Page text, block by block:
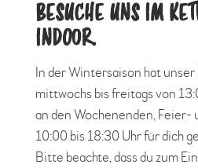
BESUCHE UNS IM
INDOOR.
In der Wintersaison hat
mittwochs bis freitags von
an den Wochenenden, Feier-
10:00 bis 18:30 Uhr für dich
Bitte beachte, dass du zum